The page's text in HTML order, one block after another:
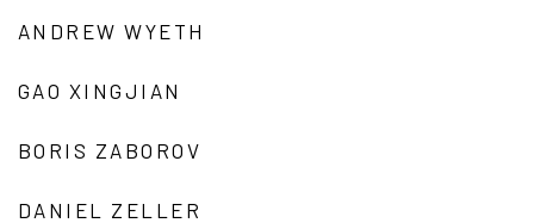
ANDREW WYETH
GAO XINGJIAN
BORIS ZABOROV
DANIEL ZELLER